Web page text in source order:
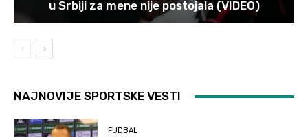
u Srbiji za mene nije postojala (VIDEO)
NAJNOVIJE SPORTSKE VESTI
FUDBAL